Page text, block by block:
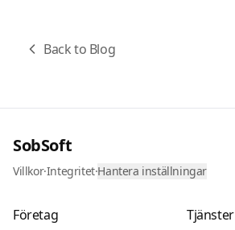
Back to Blog
SobSoft
Villkor·Integritet·Hantera inställningar
Företag Tjänster